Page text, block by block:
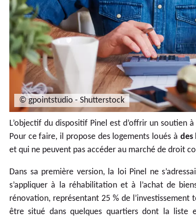
© gpointstudio - Shutterstock
L’objectif du dispositif Pinel est d’offrir un soutien
Pour ce faire, il propose des logements loués à des
et qui ne peuvent pas accéder au marché de droit
Dans sa première version, la loi Pinel ne
s’appliquer à la réhabilitation et à l’achat de
rénovation, représentant 25 % de
être situé dans quelques quartiers dont la liste